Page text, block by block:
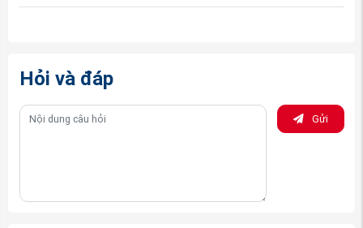
Nhưng khi đén với với công ty phụ tùng ô tô Honda An
Hỏi và đáp
Gửi